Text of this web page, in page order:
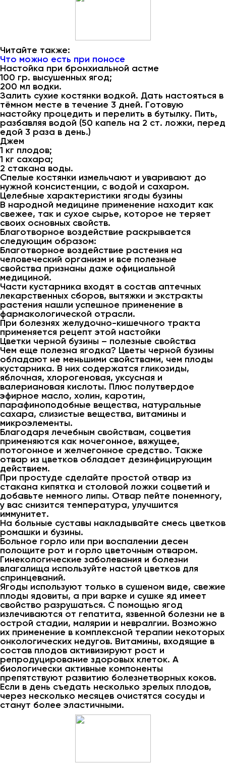
Читайте также:
Что можно есть при поносе
Настойка при бронхиальной астме
100 гр. высушенных ягод;
200 мл водки.
Залить сухие костянки водкой. Дать настояться в
тёмном месте в течение 3 дней. Готовую
настойку процедить и перелить в бутылку. Пить,
разбавляя водой (50 капель на 2 ст. ложки, перед
едой 3 раза в день.)
Джем
1 кг плодов;
1 кг сахара;
2 стакана воды.
Спелые костянки измельчают и уваривают до
нужной консистенции, с водой и сахаром.
Целебные характеристики ягоды бузины
В народной медицине применение находит как
свежее, так и сухое сырье, которое не теряет
своих основных свойств.
Благотворное воздействие раскрывается
следующим образом:
Благотворное воздействие растения на
человеческий организм и все полезные
свойства признаны даже официальной
медициной.
Части кустарника входят в состав аптечных
лекарственных сборов, вытяжки и экстракты
растения нашли успешное применение в
фармакологической отрасли.
При болезнях желудочно-кишечного тракта
применяется рецепт этой настойки
Цветки черной бузины – полезные свойства
Чем еще полезна ягодка? Цветы черной бузины
обладают не меньшими свойствами, чем плоды
кустарника. В них содержатся гликозиды,
яблочная, хлорогеновая, уксусная и
валериановая кислоты. Плюс полутвердое
эфирное масло, холин, каротин,
парафиноподобные вещества, натуральные
сахара, слизистые вещества, витамины и
микроэлементы.
Благодаря лечебным свойствам, соцветия
применяются как мочегонное, вяжущее,
потогонное и желчегонное средство. Также
отвар из цветков обладает дезинфицирующим
действием.
При простуде сделайте простой отвар из
стакана кипятка и столовой ложки соцветий и
добавьте немного липы. Отвар пейте понемногу,
у вас снизится температура, улучшится
иммунитет.
На больные суставы накладывайте смесь цветков
ромашки и бузины.
Больное горло или при воспалении десен
полощите рот и горло цветочным отваром.
Гинекологические заболевания и болезни
влагалища используйте настой цветков для
спринцеваний.
Ягоды используют только в сушеном виде, свежие
плоды ядовиты, а при варке и сушке яд имеет
свойство разрушаться. С помощью ягод
излечиваются от гепатита, язвенной болезни не в
острой стадии, малярии и невралгии. Возможно
их применение в комплексной терапии некоторых
онкологических недугов. Витамины, входящие в
состав плодов активизируют рост и
репродуцирование здоровых клеток. А
биологически активные компоненты
препятствуют развитию болезнетворных коков.
Если в день съедать несколько зрелых плодов,
через несколько месяцев очистятся сосуды и
станут более эластичными.